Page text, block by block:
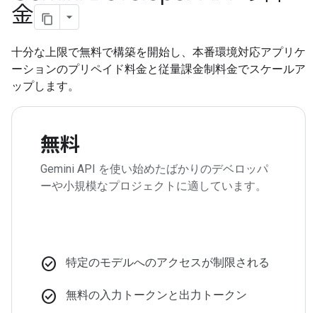
金
十分な上限で無料で構築を開始し、本番環境対応アプリケ
ーションのプリペイド料金と従量課金制料金でスケールア
ップします。
無料
Gemini API を使い始めたばかりのデベロッパ
ーや小規模なプロジェクトに適しています。
check_circle 特定のモデルへのアクセスが制限される
check_circle 無料の入力トークンと出力トークン